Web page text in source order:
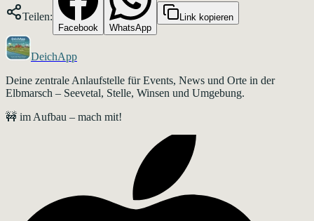
Teilen:
Facebook WhatsApp
Link kopieren
DeichApp
Deine zentrale Anlaufstelle für Events, News und Orte in der
Elbmarsch – Seevetal, Stelle, Winsen und Umgebung.
🚧 im Aufbau – mach mit!